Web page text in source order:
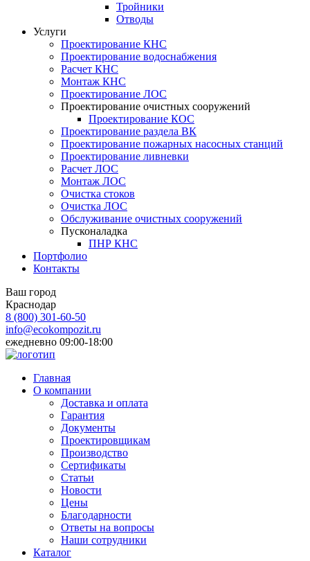
Тройники
Отводы
Услуги
Проектирование КНС
Проектирование водоснабжения
Расчет КНС
Монтаж КНС
Проектирование ЛОС
Проектирование очистных сооружений
Проектирование КОС
Проектирование раздела ВК
Проектирование пожарных насосных станций
Проектирование ливневки
Расчет ЛОС
Монтаж ЛОС
Очистка стоков
Очистка ЛОС
Обслуживание очистных сооружений
Пусконаладка
ПНР КНС
Портфолио
Контакты
Ваш город
Краснодар
8 (800) 301-60-50
info@ecokompozit.ru
ежедневно 09:00-18:00
Главная
О компании
Доставка и оплата
Гарантия
Документы
Проектировщикам
Производство
Сертификаты
Статьи
Новости
Цены
Благодарности
Ответы на вопросы
Наши сотрудники
Каталог